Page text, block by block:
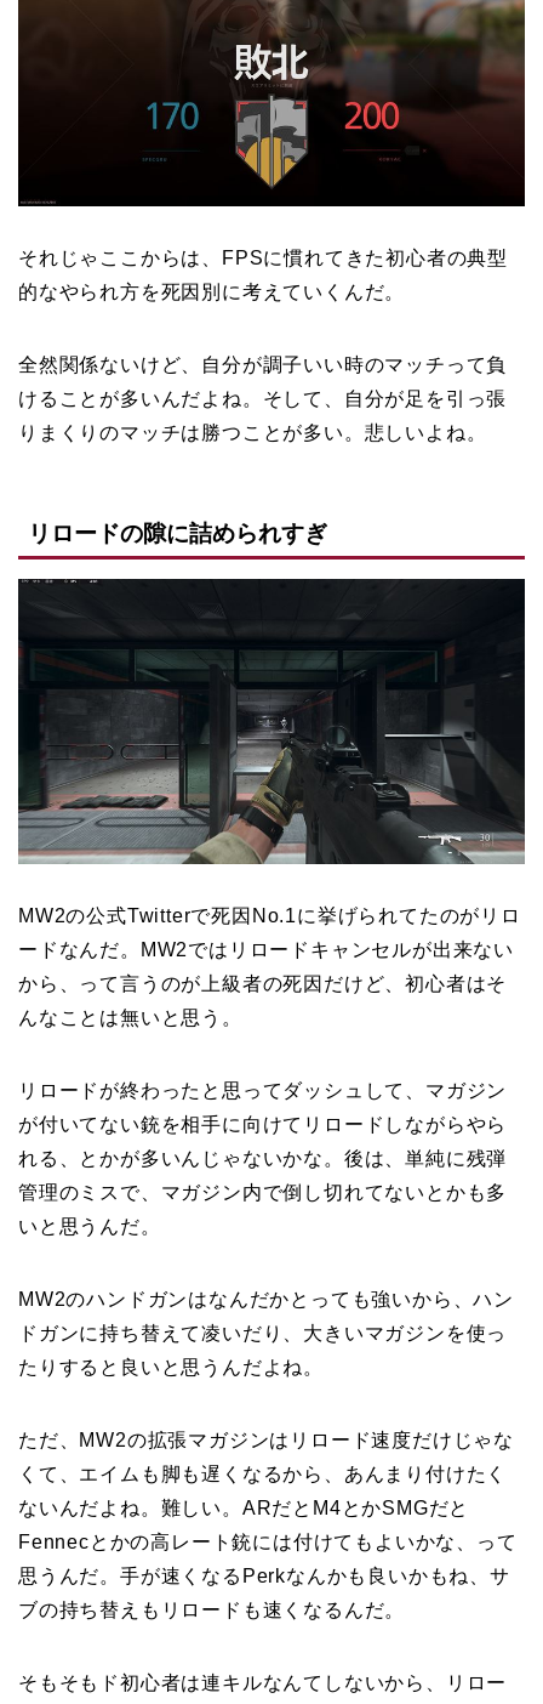
それじゃここからは、FPSに慣れてきた初心者の典型
的なやられ方を死因別に考えていくんだ。
全然関係ないけど、自分が調子いい時のマッチって負
けることが多いんだよね。そして、自分が足を引っ張
りまくりのマッチは勝つことが多い。悲しいよね。
リロードの隙に詰められすぎ
MW2の公式Twitterで死因No.1に挙げられてたのがリロ
ードなんだ。MW2ではリロードキャンセルが出来ない
から、って言うのが上級者の死因だけど、初心者はそ
んなことは無いと思う。
リロードが終わったと思ってダッシュして、マガジン
が付いてない銃を相手に向けてリロードしながらやら
れる、とかが多いんじゃないかな。後は、単純に残弾
管理のミスで、マガジン内で倒し切れてないとかも多
いと思うんだ。
MW2のハンドガンはなんだかとっても強いから、ハン
ドガンに持ち替えて凌いだり、大きいマガジンを使っ
たりすると良いと思うんだよね。
ただ、MW2の拡張マガジンはリロード速度だけじゃな
くて、エイムも脚も遅くなるから、あんまり付けたく
ないんだよね。難しい。ARだとM4とかSMGだと
Fennecとかの高レート銃には付けてもよいかな、って
思うんだ。手が速くなるPerkなんかも良いかもね、サ
ブの持ち替えもリロードも速くなるんだ。
そもそもド初心者は連キルなんてしないから、リロー